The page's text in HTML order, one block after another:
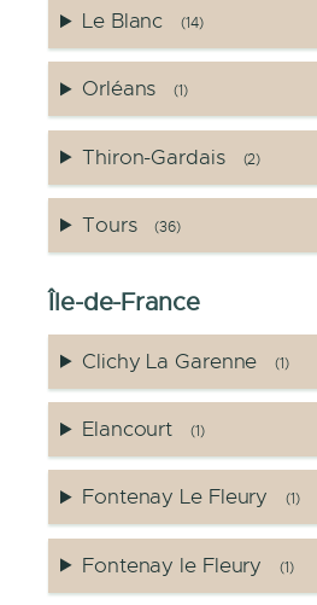
Le Blanc (14)
Orléans (1)
Thiron-Gardais (2)
Tours (36)
Île-de-France
Clichy La Garenne (1)
Elancourt (1)
Fontenay Le Fleury (1)
Fontenay le Fleury (1)